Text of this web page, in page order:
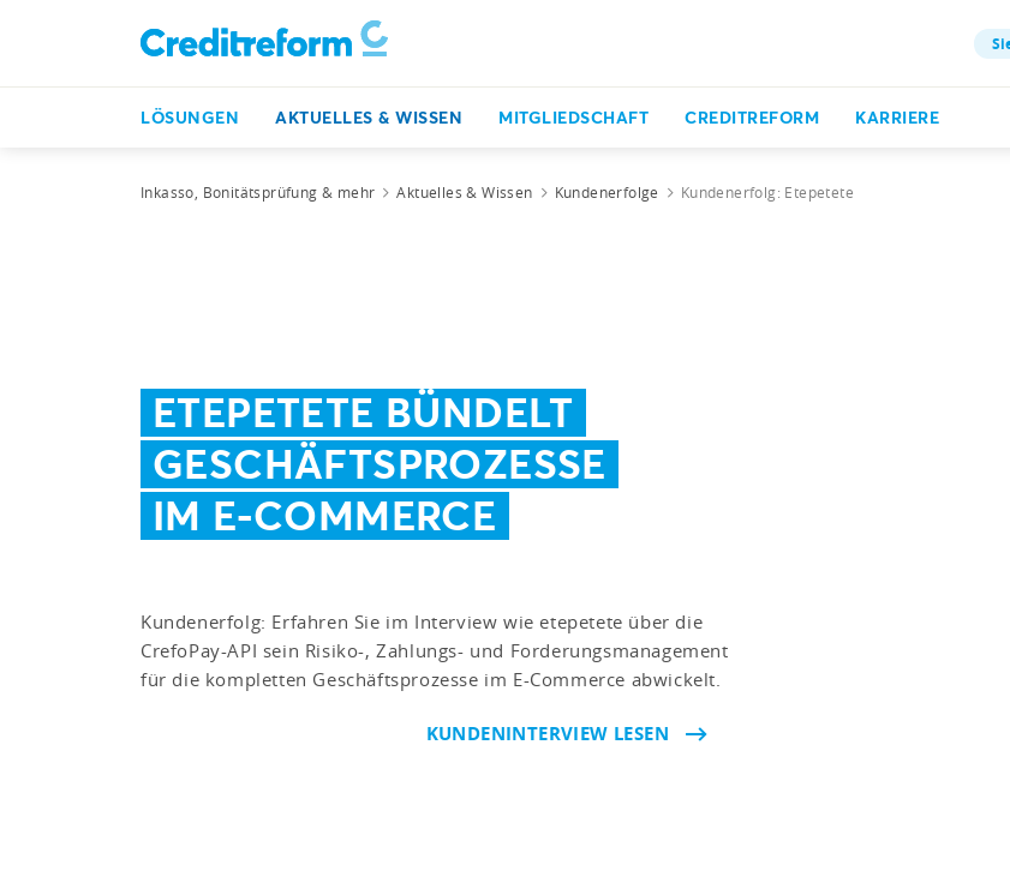
LÖSUNGEN AKTUELLES & WISSEN MITGLIEDSCHAFT CREDITREFORM KARRIERE
Inkasso, Bonitätsprüfung & mehr Aktuelles & Wissen Kundenerfolge Kundenerfolg: Etepetete
ETEPETETE BÜNDELT
GESCHÄFTSPROZESSE
IM E-COMMERCE
Kundenerfolg: Erfahren Sie im Interview wie etepetete über die
CrefoPay-API sein Risiko-, Zahlungs- und Forderungsmanagement
für die kompletten Geschäftsprozesse im E-Commerce abwickelt.
KUNDENINTERVIEW LESEN